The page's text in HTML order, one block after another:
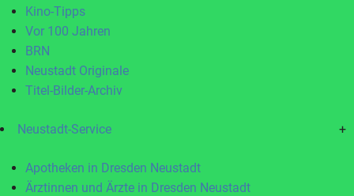
Kino-Tipps
Vor 100 Jahren
BRN
Neustadt Originale
Titel-Bilder-Archiv
Neustadt-Service +
Apotheken in Dresden Neustadt
Ärztinnen und Ärzte in Dresden Neustadt